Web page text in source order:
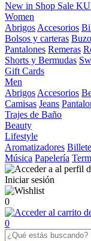
New in Shop Sale
Women
Abrigos Accesorios
Bolsos y carteras
Pantalones Remeras
Shorts y Bermudas
Gift Cards
Men
Abrigos Accesorios
Camisas Jeans
Trajes de Baño
Beauty
Lifestyle
Aromatizadores
Música Papelería
Iniciar sesión
0
0